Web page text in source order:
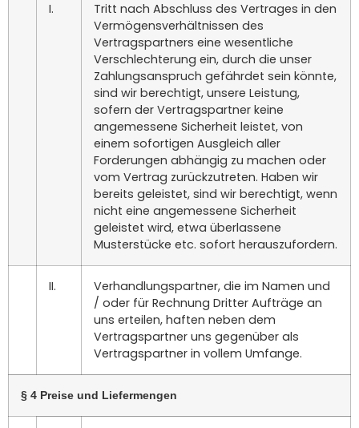
I.
Tritt nach Abschluss des Vertrages in den
Vermögensverhältnissen des
Vertragspartners eine wesentliche
Verschlechterung ein, durch die unser
Zahlungsanspruch gefährdet sein könnte,
sind wir berechtigt, unsere Leistung,
sofern der Vertragspartner keine
angemessene Sicherheit leistet, von
einem sofortigen Ausgleich aller
Forderungen abhängig zu machen oder
vom Vertrag zurückzutreten. Haben wir
bereits geleistet, sind wir berechtigt, wenn
nicht eine angemessene Sicherheit
geleistet wird, etwa überlassene
Musterstücke etc. sofort herauszufordern.
II.
Verhandlungspartner, die im Namen und
/ oder für Rechnung Dritter Aufträge an
uns erteilen, haften neben dem
Vertragspartner uns gegenüber als
Vertragspartner in vollem Umfange.
§ 4 Preise und Liefermengen